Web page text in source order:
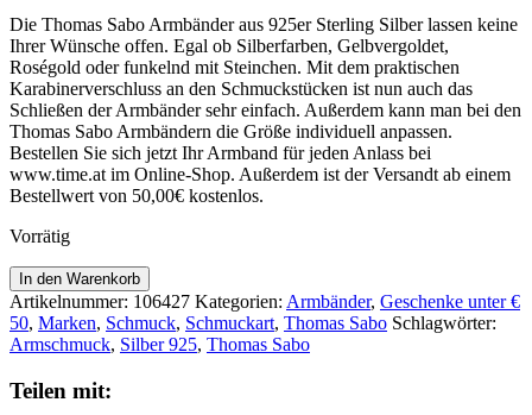
Die Thomas Sabo Armbänder aus 925er Sterling Silber lassen keine
Ihrer Wünsche offen. Egal ob Silberfarben, Gelbvergoldet,
Roségold oder funkelnd mit Steinchen. Mit dem praktischen
Karabinerverschluss an den Schmuckstücken ist nun auch das
Schließen der Armbänder sehr einfach. Außerdem kann man bei den
Thomas Sabo Armbändern die Größe individuell anpassen.
Bestellen Sie sich jetzt Ihr Armband für jeden Anlass bei
www.time.at im Online-Shop. Außerdem ist der Versandt ab einem
Bestellwert von 50,00€ kostenlos.
Vorrätig
Thomas
Sabo
Armschmuck
Si
S
X0041-
In den Warenkorb
Artikelnummer: 106427 Kategorien: Armbänder, Geschenke unter €
50, Marken, Schmuck, Schmuckart, Thomas Sabo Schlagwörter:
Armschmuck, Silber 925, Thomas Sabo
Teilen mit: